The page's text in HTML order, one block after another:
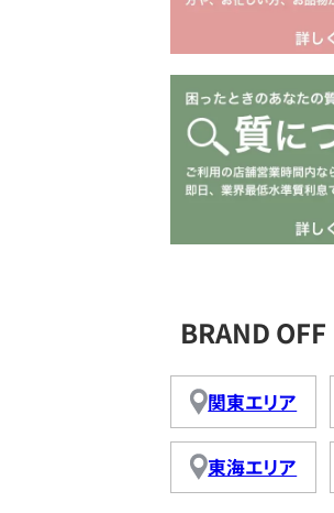
BRAND
関東エリア
東海エリア